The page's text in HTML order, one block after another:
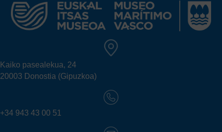
Kaiko pasealekua, 24
20003 Donostia (Gipuzkoa)
+34 943 43 00 51